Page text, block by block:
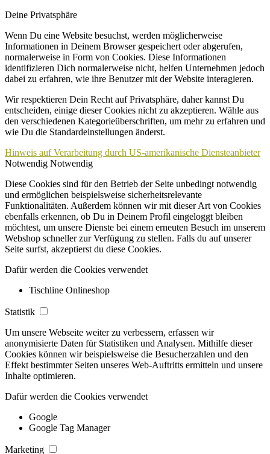
Deine Privatsphäre
Wenn Du eine Website besuchst, werden möglicherweise
Informationen in Deinem Browser gespeichert oder abgerufen,
normalerweise in Form von Cookies. Diese Informationen
identifizieren Dich normalerweise nicht, helfen Unternehmen jedoch
dabei zu erfahren, wie ihre Benutzer mit der Website interagieren.
Wir respektieren Dein Recht auf Privatsphäre, daher kannst Du
entscheiden, einige dieser Cookies nicht zu akzeptieren. Wähle aus
den verschiedenen Kategorieüberschriften, um mehr zu erfahren und
wie Du die Standardeinstellungen änderst.
Hinweis auf Verarbeitung durch US-amerikanische Diensteanbieter
Notwendig Notwendig
Diese Cookies sind für den Betrieb der Seite unbedingt notwendig
und ermöglichen beispielsweise sicherheitsrelevante
Funktionalitäten. Außerdem können wir mit dieser Art von Cookies
ebenfalls erkennen, ob Du in Deinem Profil eingeloggt bleiben
möchtest, um unsere Dienste bei einem erneuten Besuch im unserem
Webshop schneller zur Verfügung zu stellen. Falls du auf unserer
Seite surfst, akzeptierst du diese Cookies.
Dafür werden die Cookies verwendet
Tischline Onlineshop
Statistik
Um unsere Webseite weiter zu verbessern, erfassen wir
anonymisierte Daten für Statistiken und Analysen. Mithilfe dieser
Cookies können wir beispielsweise die Besucherzahlen und den
Effekt bestimmter Seiten unseres Web-Auftritts ermitteln und unsere
Inhalte optimieren.
Dafür werden die Cookies verwendet
Google
Google Tag Manager
Marketing